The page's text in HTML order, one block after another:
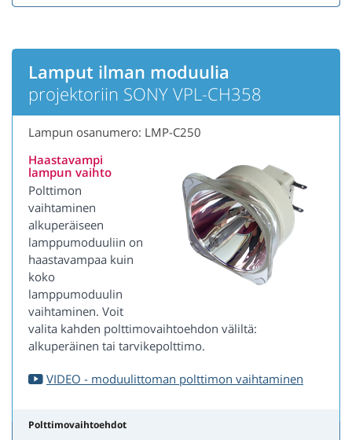
Lamput ilman moduulia
projektoriin SONY VPL-CH358
Lampun osanumero: LMP-C250
Haastavampi
lampun vaihto
Polttimon
vaihtaminen
alkuperäiseen
lamppumoduuliin on
haastavampaa kuin
koko
lamppumoduulin
vaihtaminen. Voit
valita kahden polttimovaihtoehdon väliltä:
alkuperäinen tai tarvikepolttimo.
VIDEO - moduulittoman polttimon vaihtaminen
Polttimovaihtoehdot